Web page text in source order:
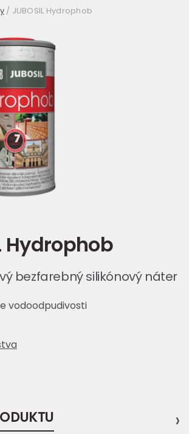
/ JUBOSIL Hydrophob
Hydrophob
bezfarebný silikónový náter
vodoodpudivosti
›